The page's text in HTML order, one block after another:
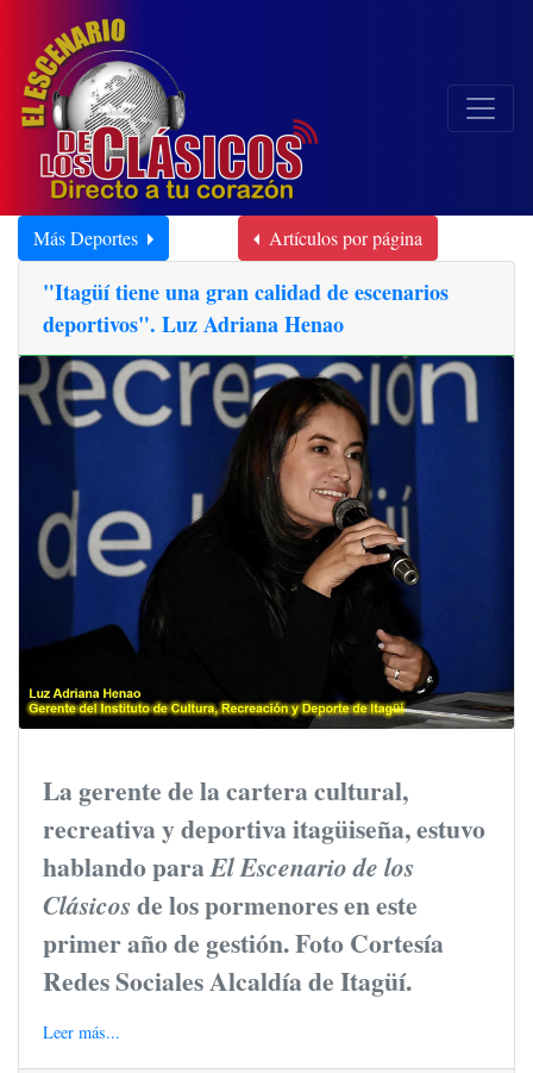
Más Deportes Artículos por página
"Itagüí tiene una gran calidad de escenarios
deportivos". Luz Adriana Henao
La gerente de la cartera cultural,
recreativa y deportiva itagüiseña, estuvo
hablando paraEl Escenario de los
Clásicos de los pormenores en este
primer año de gestión. Foto Cortesía
Redes Sociales Alcaldía de Itagüí.
Leer más...